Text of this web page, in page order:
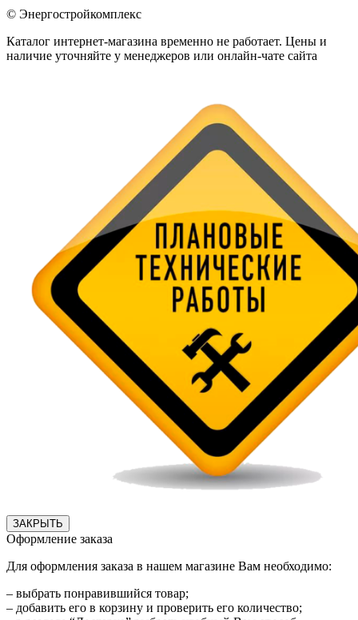
© Энергостройкомплекс
Каталог интернет-магазина временно не работает. Цены и
наличие уточняйте у менеджеров или онлайн-чате сайта
ЗАКРЫТЬ
Оформление заказа
Для оформления заказа в нашем магазине Вам необходимо:
– выбрать понравившийся товар;
– добавить его в корзину и проверить его количество;